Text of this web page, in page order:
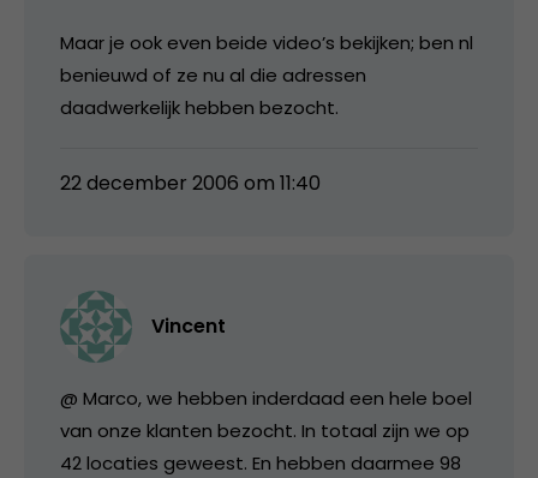
Maar je ook even beide video’s bekijken; ben nl
benieuwd of ze nu al die adressen
daadwerkelijk hebben bezocht.
22 december 2006 om 11:40
Vincent
@ Marco, we hebben inderdaad een hele boel
van onze klanten bezocht. In totaal zijn we op
42 locaties geweest. En hebben daarmee 98